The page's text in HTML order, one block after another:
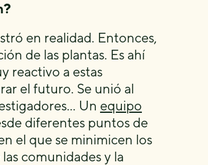
en realidad. Entonces,
de las plantas. Es ahí
reactivo a estas
el futuro. Se unió al
Un equipo
diferentes puntos de
el que se minimicen los
comunidades y la